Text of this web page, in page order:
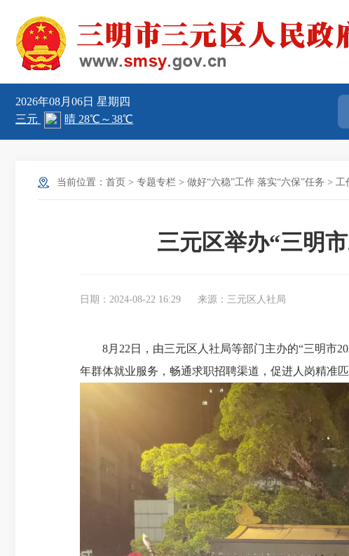
2026年08月06日 星期四
当前位置： 首页 > 专题专栏 > 做好“六稳”工作 落实“六保”任务 > 工
三元区举办“三明
日期：2024-08-22 16:29 来源：三元区人社局
8月22日，由三元区人社局等部门主办的“三明市
年群体就业服务，畅通求职招聘渠道，促进人岗精准